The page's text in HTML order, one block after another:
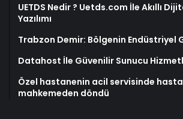
UETDS Nedir ? Uetds.com İle Akıllı
Yazılımı
Trabzon Demir: Bölgenin Endüstriyel
Datahost İle Güvenilir Sunucu
Özel hastanenin acil servisinde
mahkemeden döndü